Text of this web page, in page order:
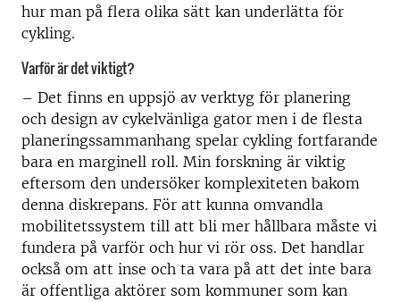
hur man på flera olika sätt kan underlätta för
cykling.
Varför är det viktigt?
– Det finns en uppsjö av verktyg för planering
och design av cykelvänliga gator men i de flesta
planeringssammanhang spelar cykling fortfarande
bara en marginell roll. Min forskning är viktig
eftersom den undersöker komplexiteten bakom
denna diskrepans. För att kunna omvandla
mobilitetssystem till att bli mer hållbara måste vi
fundera på varför och hur vi rör oss. Det handlar
också om att inse och ta vara på att det inte bara
är offentliga aktörer som kommuner som kan